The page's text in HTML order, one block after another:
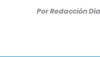
Por Redacción